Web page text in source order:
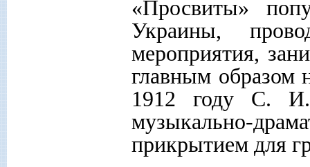
«Просвиты»
Украины,
мероприятия,
главным образом
1912 году С. И.
музыкально-
прикрытием для